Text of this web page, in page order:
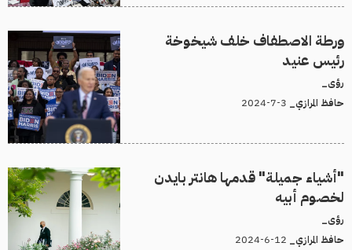
ورطة الاصطفاف خلف شيخوخة
رئيس عنيد
رؤى_
حافظ المرازي_
"أشياء جميلة" قدمها هانتر بايدن
لخصوم أبيه
رؤى_
حافظ المرازي_